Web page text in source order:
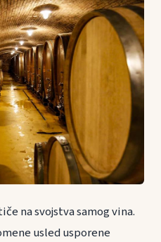
na svojstva samog vina.
usled usporene